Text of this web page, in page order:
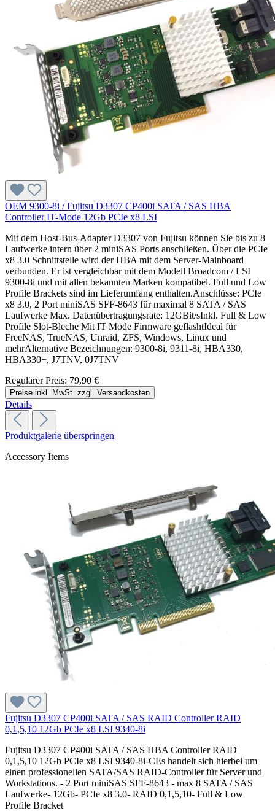
OEM 9300-8i / Fujitsu D3307 CP400i SATA / SAS HBA
Controller IT-Mode 12Gb PCIe x8 LSI
Mit dem Host-Bus-Adapter D3307 von Fujitsu können Sie bis zu 8
Laufwerke intern über 2 miniSAS Ports anschließen. Über die PCIe
x8 3.0 Schnittstelle wird der HBA mit dem Server-Mainboard
verbunden. Er ist vergleichbar mit dem Modell Broadcom / LSI
9300-8i und mit allen bekannten Marken kompatibel. Full und Low
Profile Brackets sind im Lieferumfang enthalten.Anschlüsse: PCIe
x8 3.0, 2 Port miniSAS SFF-8643 für maximal 8 SATA / SAS
Laufwerke Max. Datenübertragungsrate: 12GBit/sInkl. Full & Low
Profile Slot-Bleche Mit IT Mode Firmware geflashtIdeal für
FreeNAS, TrueNAS, Unraid, ZFS, Windows, Linux und
mehrAlternative Bezeichnungen: 9300-8i, 9311-8i, HBA330,
HBA330+, J7TNV, 0J7TNV
Regulärer Preis: 79,90 €
Preise inkl. MwSt. zzgl. Versandkosten
Details
Produktgalerie überspringen
Accessory Items
Fujitsu D3307 CP400i SATA / SAS RAID Controller RAID
0,1,5,10 12Gb PCIe x8 LSI 9340-8i
Fujitsu D3307 CP400i SATA / SAS HBA Controller RAID
0,1,5,10 12Gb PCIe x8 LSI 9340-8i-CEs handelt sich hierbei um
einen professionellen SATA/SAS RAID-Controller für Server und
Workstations. - 2 Port miniSAS SFF-8643 - max 8 SATA / SAS
Laufwerke- 12Gb- PCIe x8 3.0- RAID 0,1,5,10- Full & Low
Profile Bracket